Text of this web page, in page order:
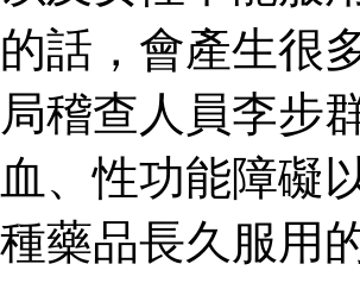
的話，會產生很
局稽查人員李步
血、性功能障礙
種藥品長久服用